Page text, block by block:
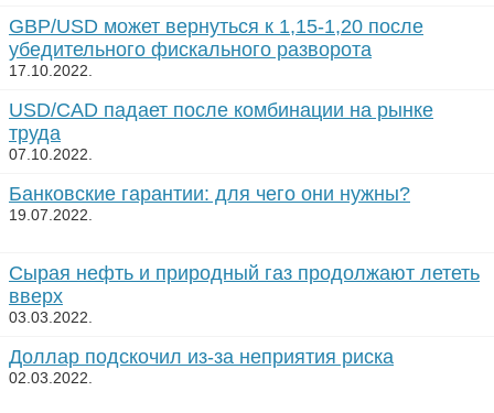
GBP/USD может вернуться к 1,15-1,20 после
убедительного фискального разворота
17.10.2022.
USD/CAD падает после комбинации на рынке
труда
07.10.2022.
Банковские гарантии: для чего они нужны?
19.07.2022.
Сырая нефть и природный газ продолжают лететь
вверх
03.03.2022.
Доллар подскочил из-за неприятия риска
02.03.2022.